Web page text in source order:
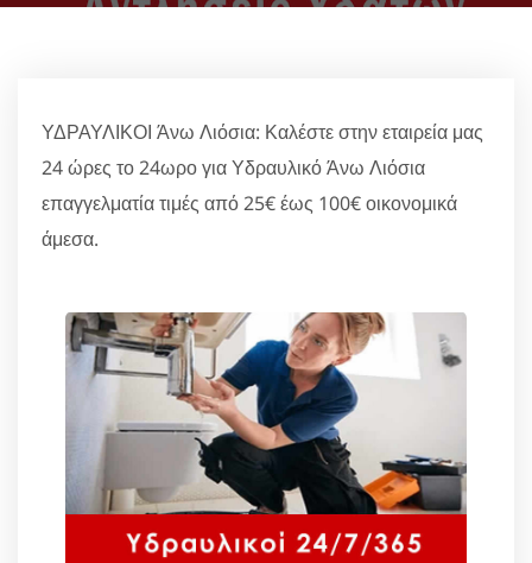
ΥΔΡΑΥΛΙΚΟΙ Άνω Λιόσια: Καλέστε στην εταιρεία μας
24 ώρες το 24ωρο για Υδραυλικό Άνω Λιόσια
επαγγελματία τιμές από 25€ έως 100€ οικονομικά
άμεσα.